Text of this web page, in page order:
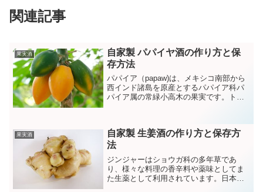
関連記事
果実酒
自家製 パパイヤ酒の作り方と保
存方法
パパイア（papaw)は、メキシコ南部から
西インド諸島を原産とするパパイア科パ
パイア属の常緑小高木の果実です。トロ
果実酒
自家製 生姜酒の作り方と保存方
法
ジンジャーはショウガ科の多年草であ
り、様々な料理の香辛料や薬味としてま
た生薬として利用されています。日本で